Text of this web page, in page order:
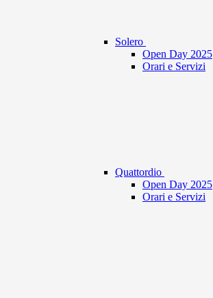
Solero
Open Day 2025
Orari e Servizi
Quattordio
Open Day 2025
Orari e Servizi